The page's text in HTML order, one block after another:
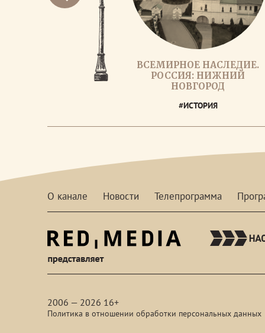
ВСЕМИРНОЕ НАСЛЕДИЕ.
РОССИЯ: НИЖНИЙ
НОВГОРОД
#ИСТОРИЯ
О канале Новости Телепрограмма
2006 — 2026 16+
Политика в отношении обработки персональных данных